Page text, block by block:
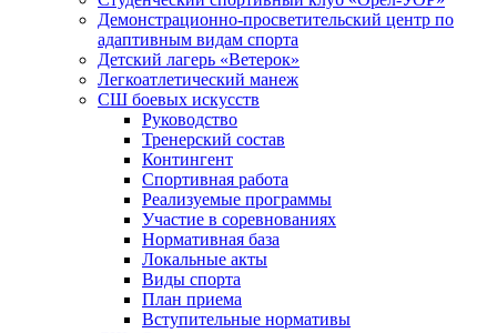
Демонстрационно-просветительский центр по
адаптивным видам спорта
Детский лагерь «Ветерок»
Легкоатлетический манеж
СШ боевых искусств
Руководство
Тренерский состав
Контингент
Спортивная работа
Реализуемые программы
Участие в соревнованиях
Нормативная база
Локальные акты
Виды спорта
План приема
Вступительные нормативы